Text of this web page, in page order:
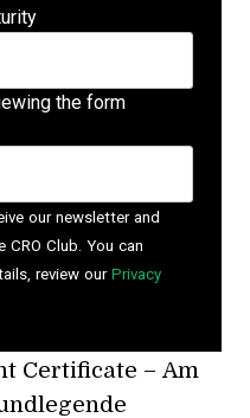
the form
our newsletter and
Club. You can
review our Privacy
Certificate – Am